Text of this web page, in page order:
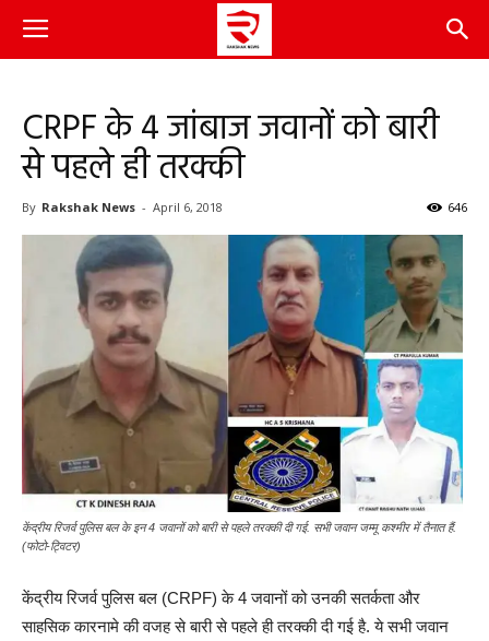
CRPF के 4 जांबाज जवानों को बारी
से पहले ही तरक्की
By Rakshak News - April 6, 2018 646
केंद्रीय रिजर्व पुलिस बल के इन 4 जवानों को बारी से पहले तरक्की दी गई. सभी जवान जम्मू कश्मीर में तैनात हैं.
(फोटो-ट्विटर)
केंद्रीय रिजर्व पुलिस बल (CRPF) के 4 जवानों को उनकी सतर्कता और
साहसिक कारनामे की वजह से बारी से पहले ही तरक्की दी गई है. ये सभी जवान